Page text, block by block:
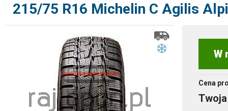
215/75 R16 Michelin C Agilis
W
Cena